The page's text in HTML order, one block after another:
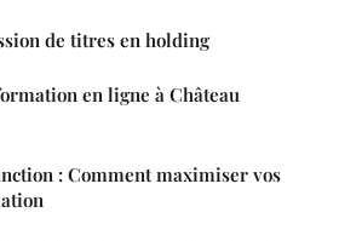
de titres en holding
en ligne à Château
: Comment maximiser vos